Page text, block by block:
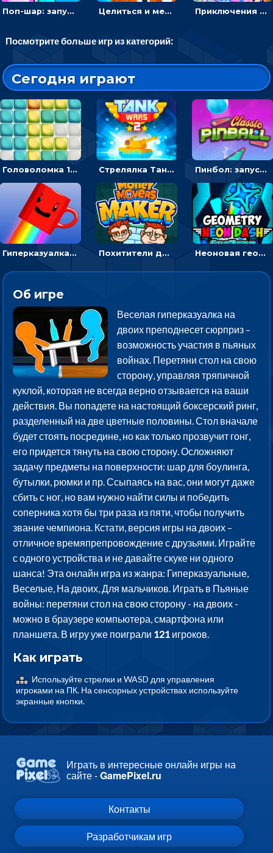
Поп-шар: запускать колючку, чтобы лопать воздушные шарики Целиться и метать топор в 3D мишени Приключения Клуба Винкс: менять дорожки, чтобы собирать кристаллы
Посмотрите больше игр из категорий:
Сегодня играют
Головоломка 10х10 Стрелялка Танковые войны: бить по танку врага, чтобы уничтожить зло Пинбол: запускать шарик, чтобы выбивать очки
Гиперказуалка Летающая чашка кофе: двигаться и собирать кубики сахара Похитители денег: управляйте друзьями и соберите все мешки с долларами Неоновая геометрия: прыгай через препятствия и собирай шары
Об игре
Веселая гиперказуалка на
двоих преподнесет сюрприз –
возможность участия в пьяных
войнах. Перетяни стол на свою
сторону, управляя тряпичной
куклой, которая не всегда верно отзывается на ваши
действия. Вы попадете на настоящий боксерский ринг,
разделенный на две цветные половины. Стол вначале
будет стоять посредине, но как только прозвучит гонг,
его придется тянуть на свою сторону. Осложняют
задачу предметы на поверхности: шар для боулинга,
бутылки, рюмки и пр. Ссыпаясь на вас, они могут даже
сбить с ног, но вам нужно найти силы и победить
соперника хотя бы три раза из пяти, чтобы получить
звание чемпиона. Кстати, версия игры на двоих –
отличное времяпрепровождение с друзьями. Играйте
с одного устройства и не давайте скуке ни одного
шанса! Эта онлайн игра из жанра: Гиперказуальные,
Веселые, На двоих, Для мальчиков. Играть в Пьяные
войны: перетяни стол на свою сторону - на двоих -
можно в браузере компьютера, смартфона или
планшета. В игру уже поиграли 121 игроков.
Как играть
Используйте стрелки и WASD для управления
игроками на ПК. На сенсорных устройствах используйте
экранные кнопки.
Играть в интересные онлайн игры на
сайте -GamePixel.ru
Контакты
Разработчикам игр